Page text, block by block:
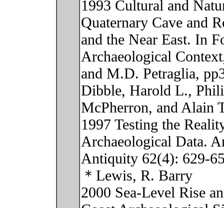
1993 Cultural and
Quaternary Cave and
and the Near East. In
Archaeological
and M.D. Petraglia,
Dibble, Harold L.,
McPherron, and Alain
1997 Testing the
Archaeological Data.
Antiquity 62(4): 629-
＊Lewis, R. Barry
2000 Sea-Level Rise